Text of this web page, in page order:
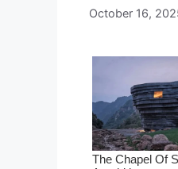
October 16,